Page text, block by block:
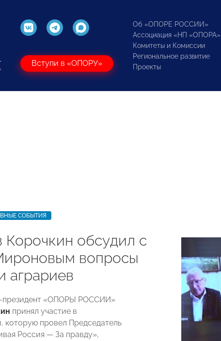
Вступи в «ОПОРУ»
Об «ОПОРЕ РОССИИ»
Ассоциация «НП «ОПОРА»
Комитеты и Комиссии
Региональное развитие
Проекты
СОБЫТИЯ
Корочкин обсудил с
вопросы
аграриев
президент «ОПОРЫ РОССИИ»
принял участие в
которую провел Председатель
Россия — За правду»,